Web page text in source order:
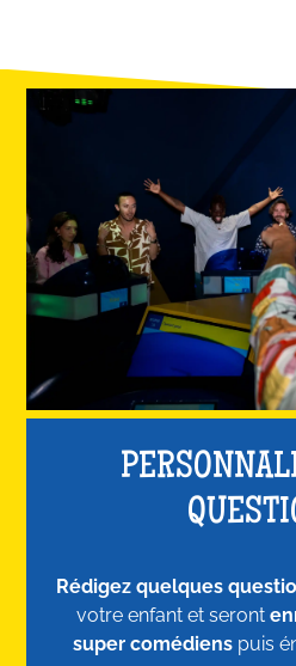
Rédigez quelques
votre enfant et seront
super comédiens puis